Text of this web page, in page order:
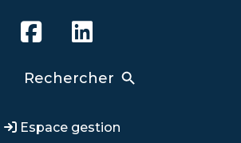
Espace gestion